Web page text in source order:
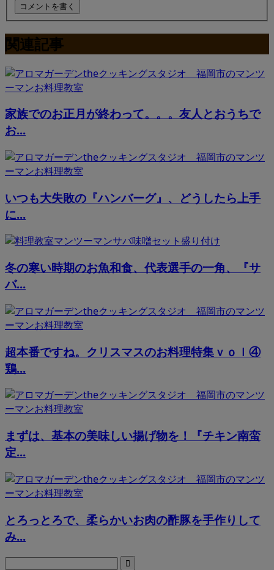
関連記事
家族でのお正月が終わって。。。友人とおうちで
お...
いつも大失敗の『ハンバーグ』、どうしたら上手
に...
冬の寒い時期のお魚和食、代表選手の一角、『サ
バ...
超本番ですね。クリスマスのお料理特集ｖｏｌ④
鶏...
まずは、基本の美味しい揚げ物を！『チキン南蛮
定...
とろっとろで、柔らかいお肉の酢豚を手作りして
み...